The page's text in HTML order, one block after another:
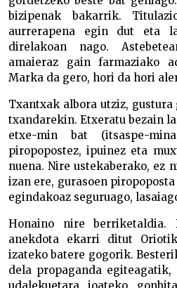
bizipenak bakarrik.
aurrerapena egin dut eta
direlakoan nago.
amaieraz gain farmaziako
Marka da gero, hori da hori
Txantxak albora utziz, gustura
txandarekin. Etxeratu bezain
etxe-min bat (itsaspe-
piropopostez, ipuinez eta
nuena. Nire ustekaberako, ez
izan ere, gurasoen
egindakoaz seguruago,
Honaino nire
anekdota ekarri ditut
izateko batere gogorik.
dela propaganda egiteagatik,
udalekuetara joateko